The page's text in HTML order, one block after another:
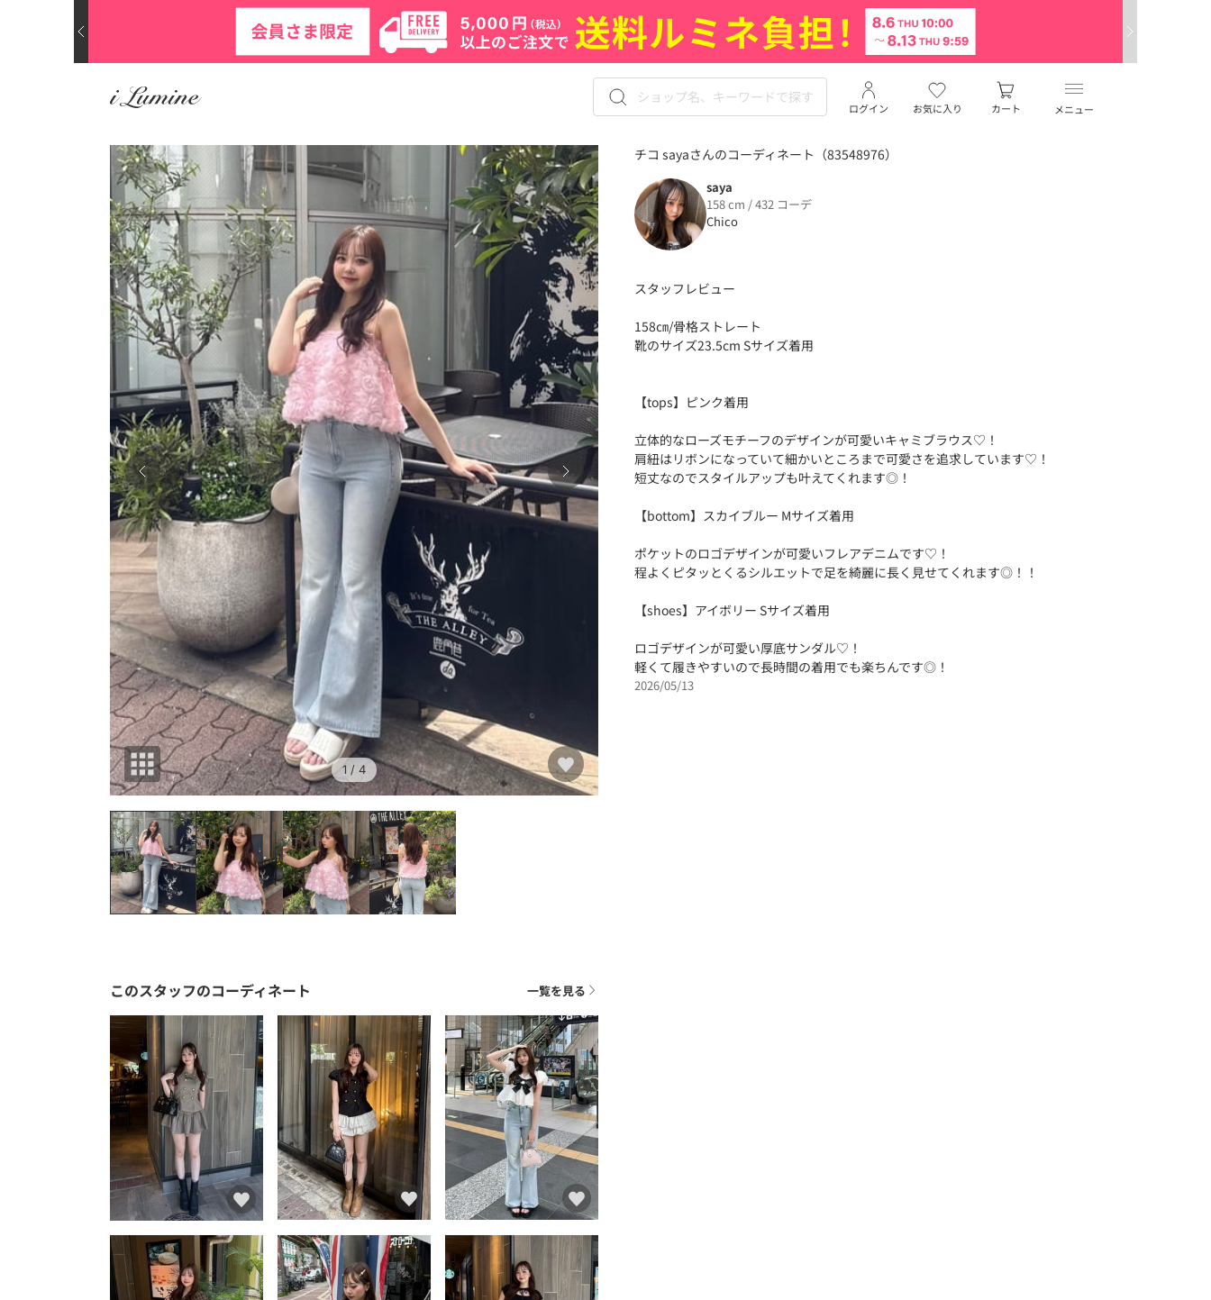
メニュー
お気に入り
ログイン カート
1 / 4
チコ sayaさんのコーディネート（83548976）
saya
158 cm / 432 コーデ
Chico
スタッフレビュー
158㎝/骨格ストレート
靴のサイズ23.5cm Sサイズ着用
【tops】ピンク着用
立体的なローズモチーフのデザインが可愛いキャミブラウス♡！
肩紐はリボンになっていて細かいところまで可愛さを追求しています♡！
短丈なのでスタイルアップも叶えてくれます◎！
【bottom】スカイブルー Mサイズ着用
ポケットのロゴデザインが可愛いフレアデニムです♡！
程よくピタッとくるシルエットで足を綺麗に長く見せてくれます◎！！
【shoes】アイボリー Sサイズ着用
ロゴデザインが可愛い厚底サンダル♡！
軽くて履きやすいので長時間の着用でも楽ちんです◎！
2026/05/13
このスタッフのコーディネート 一覧を見る